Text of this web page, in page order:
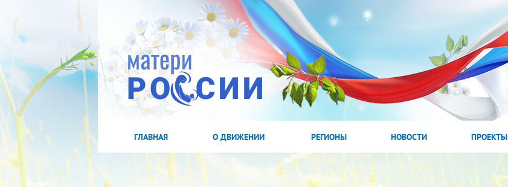
ГЛАВНАЯ О ДВИЖЕНИИ РЕГИОНЫ НОВОСТИ ПРОЕКТЫ